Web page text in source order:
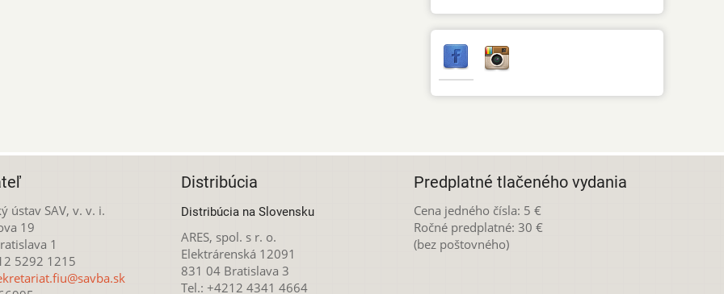
ústav SAV, v. v. i.
19
1
5292 1215
Distribúcia
Distribúcia na Slovensku
ARES, spol. s r. o.
Elektrárenská 12091
831 04 Bratislava 3
Tel.: +4212 4341 4664
Predplatné tlačeného vydania
Cena jedného čísla: 5 €
Ročné predplatné: 30 €
(bez poštovného)